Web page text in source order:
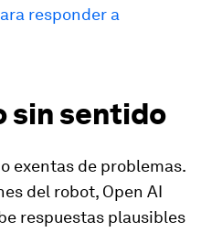
responder a
sin sentido
exentas de problemas.
del robot, Open AI
respuestas plausibles